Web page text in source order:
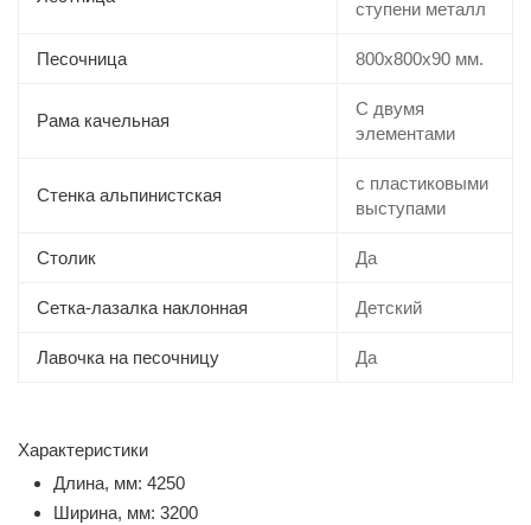
ступени металл
Песочница 800х800х90 мм.
Рама качельная
С двумя
элементами
Стенка альпинистская
с пластиковыми
выступами
Столик Да
Сетка-лазалка наклонная Детский
Лавочка на песочницу Да
Характеристики
Длина, мм: 4250
Ширина, мм: 3200